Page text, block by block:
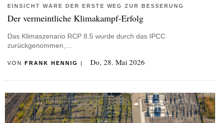
EINSICHT WÄRE DER ERSTE WEG ZUR BESSERUNG
Der vermeintliche Klimakampf-Erfolg
Das Klimaszenario RCP 8.5 wurde durch das IPCC
zurückgenommen,…
VON FRANK HENNIG | Do, 28. Mai 2026